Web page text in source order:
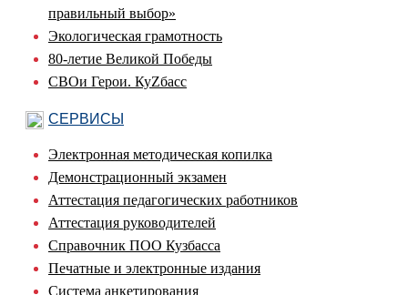
правильный выбор»
Экологическая грамотность
80-летие Великой Победы
СВОи Герои. КуZбасс
СЕРВИСЫ
Электронная методическая копилка
Демонстрационный экзамен
Аттестация педагогических работников
Аттестация руководителей
Справочник ПОО Кузбасса
Печатные и электронные издания
Система анкетирования